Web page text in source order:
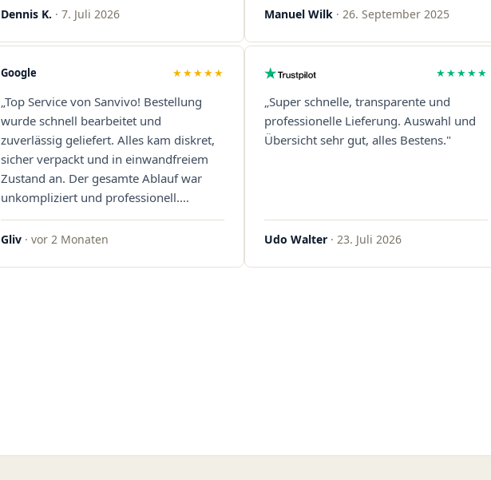
Dennis K. · 7. Juli 2026 Manuel Wilk · 26. September 2025
Google ★★★★★
„Top Service von Sanvivo! Bestellung
wurde schnell bearbeitet und
zuverlässig geliefert. Alles kam diskret,
sicher verpackt und in einwandfreiem
Zustand an. Der gesamte Ablauf war
unkompliziert und professionell.
Qualität und Kundenzufriedenheit
überzeugen auf ganzer Linie. Gerne
Gliv · vor 2 Monaten
★★★★★
„Super schnelle, transparente und
professionelle Lieferung. Auswahl und
Übersicht sehr gut, alles Bestens."
Udo Walter · 23. Juli 2026